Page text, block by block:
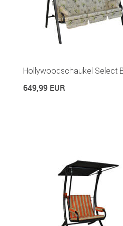
Hollywoodschaukel Select
649,99 EUR